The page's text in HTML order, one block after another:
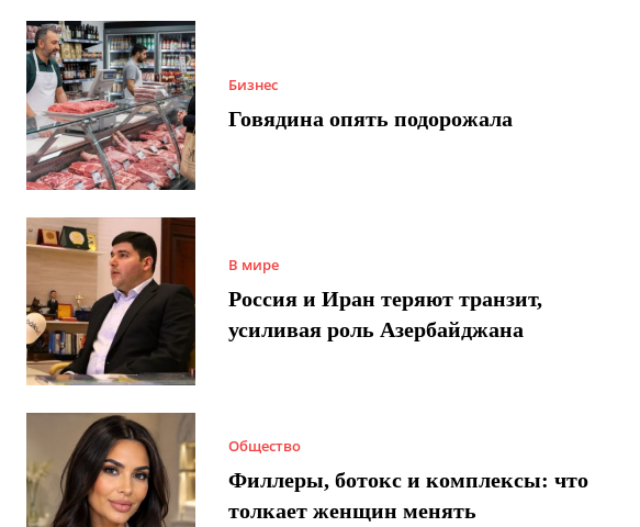
Бизнес
Говядина опять подорожала
В мире
Россия и Иран теряют транзит,
усиливая роль Азербайджана
Общество
Филлеры, ботокс и комплексы: что
толкает женщин менять